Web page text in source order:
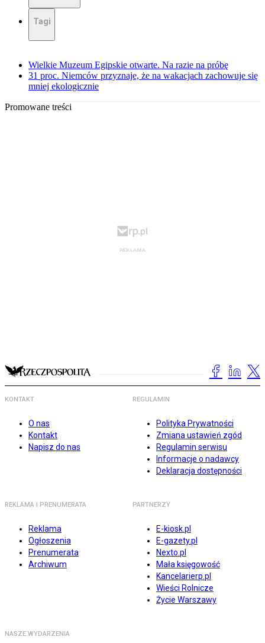
Tagi
Wielkie Muzeum Egipskie otwarte. Na razie na próbę
31 proc. Niemców przyznaje, że na wakacjach zachowuje się
mniej ekologicznie
Promowane treści
KONTAKT
O nas
Kontakt
Napisz do nas
REGULAMIN
Polityka Prywatności
Zmiana ustawień zgód
Regulamin serwisu
Informacje o nadawcy
Deklaracja dostępności
REKLAMA I PRENUMERATA
Reklama
Ogłoszenia
Prenumerata
Archiwum
PARTNERZY
E-kiosk.pl
E-gazety.pl
Nexto.pl
Mała księgowość
Kancelarierp.pl
Wieści Rolnicze
Życie Warszawy
NASZE WYDARZENIA